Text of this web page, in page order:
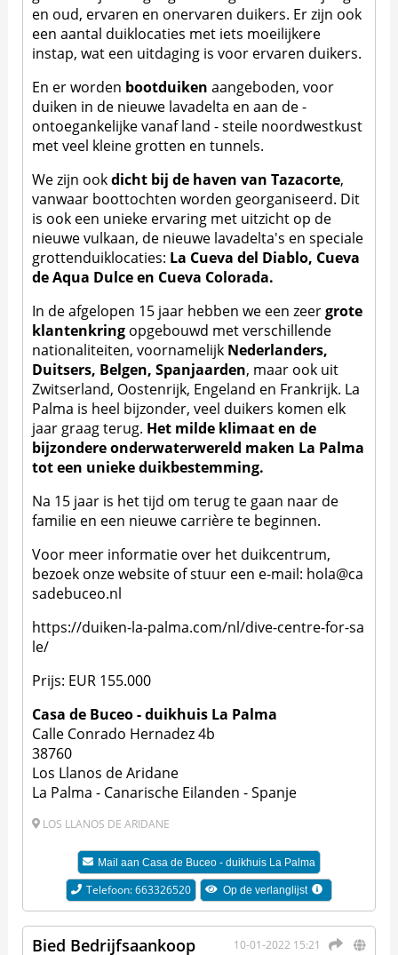
en oud, ervaren en onervaren duikers. Er zijn ook
een aantal duiklocaties met iets moeilijkere
instap, wat een uitdaging is voor ervaren duikers.
En er worden bootduiken aangeboden, voor
duiken in de nieuwe lavadelta en aan de -
ontoegankelijke vanaf land - steile noordwestkust
met veel kleine grotten en tunnels.
We zijn ookdicht bij de haven van Tazacorte,
vanwaar boottochten worden georganiseerd. Dit
is ook een unieke ervaring met uitzicht op de
nieuwe vulkaan, de nieuwe lavadelta's en speciale
grottenduiklocaties: La Cueva del Diablo, Cueva
de Aqua Dulce en Cueva Colorada.
In de afgelopen 15 jaar hebben we een zeergrote
klantenkring opgebouwd met verschillende
nationaliteiten, voornamelijk Nederlanders,
Duitsers, Belgen, Spanjaarden, maar ook uit
Zwitserland, Oostenrijk, Engeland en Frankrijk. La
Palma is heel bijzonder, veel duikers komen elk
jaar graag terug. Het milde klimaat en de
bijzondere onderwaterwereld maken La Palma
tot een unieke duikbestemming.
Na 15 jaar is het tijd om terug te gaan naar de
familie en een nieuwe carrière te beginnen.
Voor meer informatie over het duikcentrum,
bezoek onze website of stuur een e-mail: hola@ca
sadebuceo.nl
https://duiken-la-palma.com/nl/dive-centre-for-sa
le/
Prijs: EUR 155.000
Casa de Buceo - duikhuis La Palma
Calle Conrado Hernadez 4b
38760
Los Llanos de Aridane
La Palma - Canarische Eilanden - Spanje
LOS LLANOS DE ARIDANE
Mail aanCasa de Buceo - duikhuis La Palma
Telefoon: 663326520 Op de verlanglijst
10-01-2022 15:21
Bied Bedrijfsaankoop